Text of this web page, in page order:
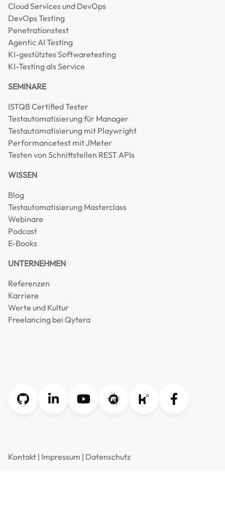
Cloud Services und DevOps
DevOps Testing
Penetrationstest
Agentic AI Testing
KI-gestütztes Softwaretesting
KI-Testing als Service
SEMINARE
ISTQB Certified Tester
Testautomatisierung für Manager
Testautomatisierung mit Playwright
Performancetest mit JMeter
Testen von Schnittstellen REST APIs
WISSEN
Blog
Testautomatisierung Masterclass
Webinare
Podcast
E-Books
UNTERNEHMEN
Referenzen
Karriere
Werte und Kultur
Freelancing bei Qytera
Kontakt | Impressum | Datenschutz